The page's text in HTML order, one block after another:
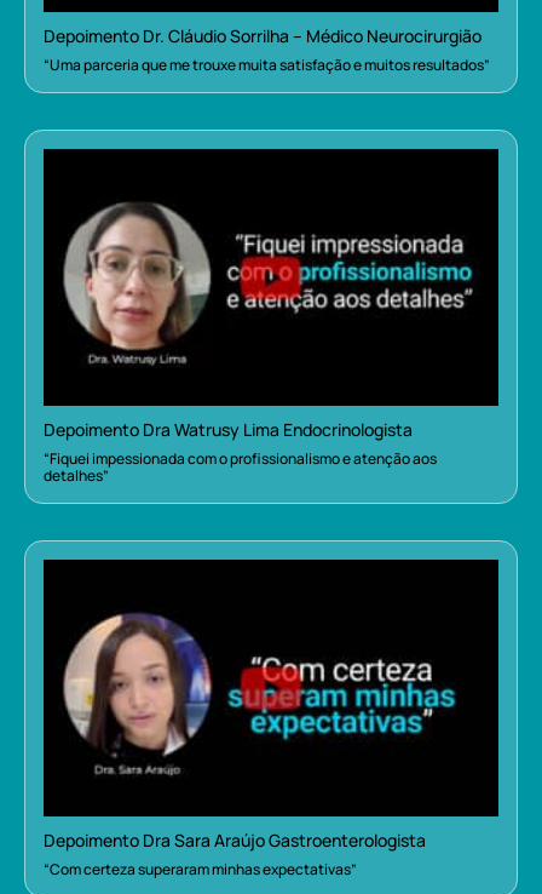
Depoimento Dr. Cláudio Sorrilha – Médico Neurocirurgião
“Uma parceria que me trouxe muita satisfação e muitos resultados”
Depoimento Dra Watrusy Lima Endocrinologista
“Fiquei impessionada com o profissionalismo e atenção aos
detalhes”
Depoimento Dra Sara Araújo Gastroenterologista
“Com certeza superaram minhas expectativas”